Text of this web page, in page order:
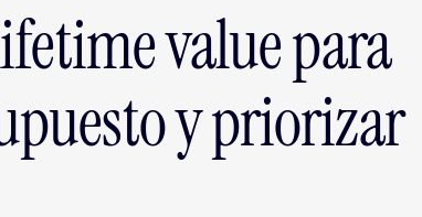
value para
y priorizar